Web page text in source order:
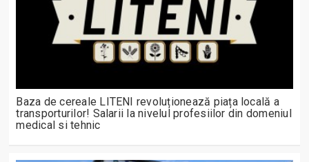
Baza de cereale LITENI revoluționează piața locală a
transporturilor! Salarii la nivelul profesiilor din domeniul
medical si tehnic